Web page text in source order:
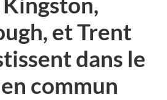
et Trent
dans le
commun